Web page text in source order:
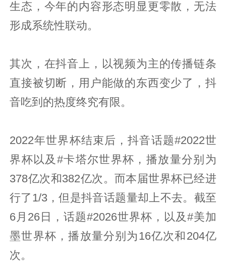
生态，今年的内容形态明显更零散，无法
形成系统性联动。
其次，在抖音上，以视频为主的传播链条
直接被切断，用户能做的东西变少了，抖
音吃到的热度终究有限。
2022年世界杯结束后，抖音话题#2022世
界杯以及#卡塔尔世界杯，播放量分别为
378亿次和382亿次。而本届世界杯已经进
行了1/3，但是抖音话题量却上不去。截至
6月26日，话题#2026世界杯，以及#美加
墨世界杯，播放量分别为16亿次和204亿
次。